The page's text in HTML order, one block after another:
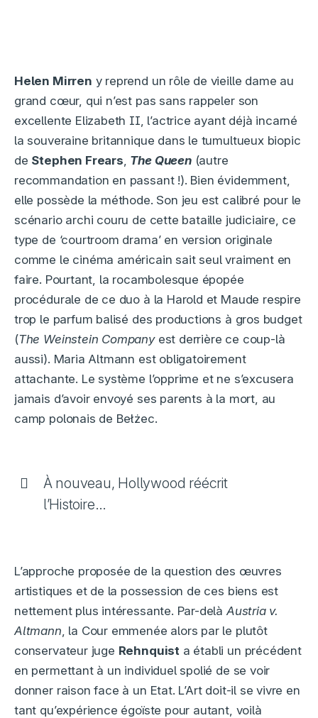
Helen Mirren y reprend un rôle de vieille dame au
grand cœur, qui n’est pas sans rappeler son
excellente Elizabeth II, l’actrice ayant déjà incarné
la souveraine britannique dans le tumultueux biopic
de Stephen Frears The Queen(autre
recommandation en passant !). Bien évidemment,
elle possède la méthode. Son jeu est calibré pour le
scénario archi couru de cette bataille judiciaire, ce
type de ‘courtroom drama’ en version originale
comme le cinéma américain sait seul vraiment en
faire. Pourtant, la rocambolesque épopée
procédurale de ce duo à la Harold et Maude respire
trop le parfum balisé des productions à gros budget
(The Weinstein Companyest derrière ce coup-là
aussi). Maria Altmann est obligatoirement
attachante. Le système l’opprime et ne s’excusera
jamais d’avoir envoyé ses parents à la mort, au
camp polonais de Bełżec.
À nouveau, Hollywood réécrit
l’Histoire…
L’approche proposée de la question des œuvres
artistiques et de la possession de ces biens est
nettement plus intéressante. Par-delà Austria v.
Altmann , la Cour emmenée alors par le plutôt
conservateur juge Rehnquist a établi un précédent
en permettant à un individuel spolié de se voir
donner raison face à un Etat. L’Art doit-il se vivre en
tant qu’expérience égoïste pour autant, voilà